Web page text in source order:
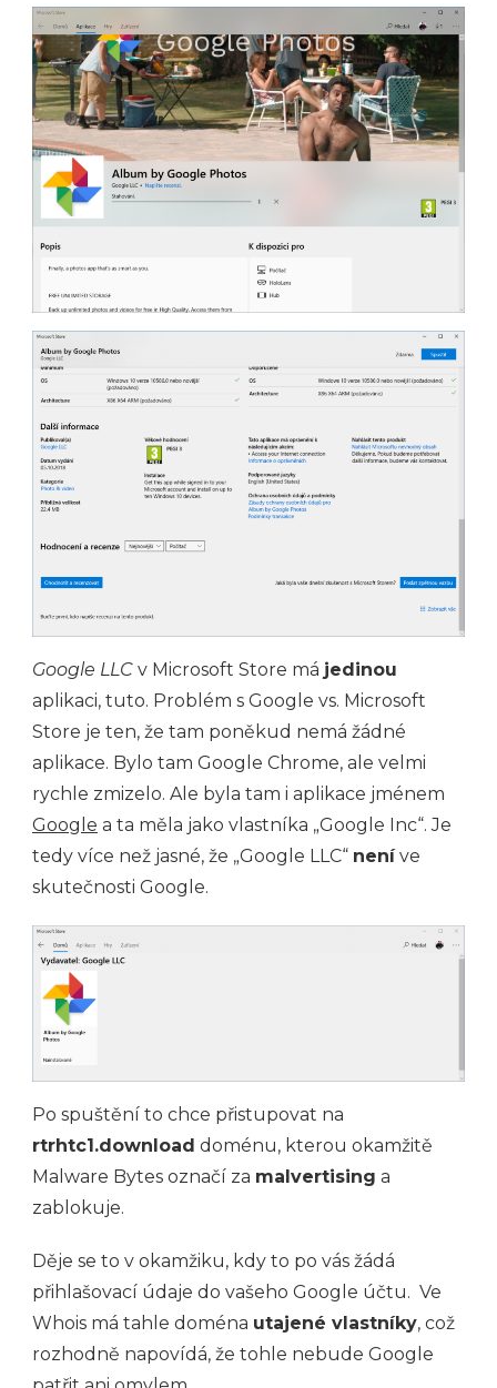
Google LLC v Microsoft Store má jedinou
aplikaci, tuto. Problém s Google vs. Microsoft
Store je ten, že tam poněkud nemá žádné
aplikace. Bylo tam Google Chrome, ale velmi
rychle zmizelo. Ale byla tam i aplikace jménem
Google a ta měla jako vlastníka „Google Inc“. Je
tedy více než jasné, že „Google LLC“ neníve
skutečnosti Google.
Po spuštění to chce přistupovat na
rtrhtc1.download doménu, kterou okamžitě
Malware Bytes označí za malvertising a
zablokuje.
Děje se to v okamžiku, kdy to po vás žádá
přihlašovací údaje do vašeho Google účtu. Ve
Whois má tahle doména utajené vlastníky, což
rozhodně napovídá, že tohle nebude Google